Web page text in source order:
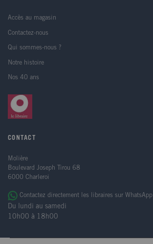
Accès au magasin
Contactez-nous
Qui sommes-nous ?
Notre histoire
Nos 40 ans
CONTACT
Molière
Boulevard Joseph Tirou 68
6000 Charleroi
Contactez directement les libraires sur WhatsApp
Du lundi au samedi
10h00 à 18h00